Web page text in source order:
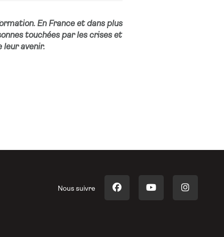
. En France et dans plus
touchées par les crises et
leur avenir.
Nous suivre